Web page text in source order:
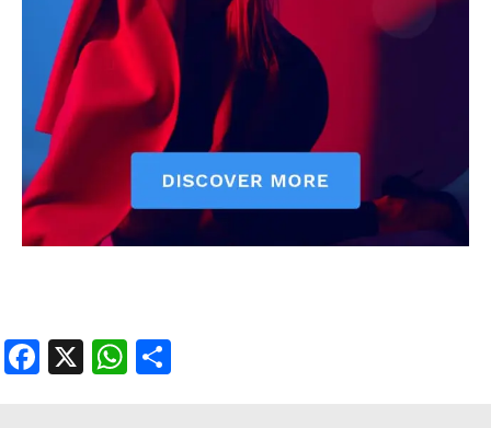
Facebook
X WhatsApp
Share
Facebook
X WhatsApp